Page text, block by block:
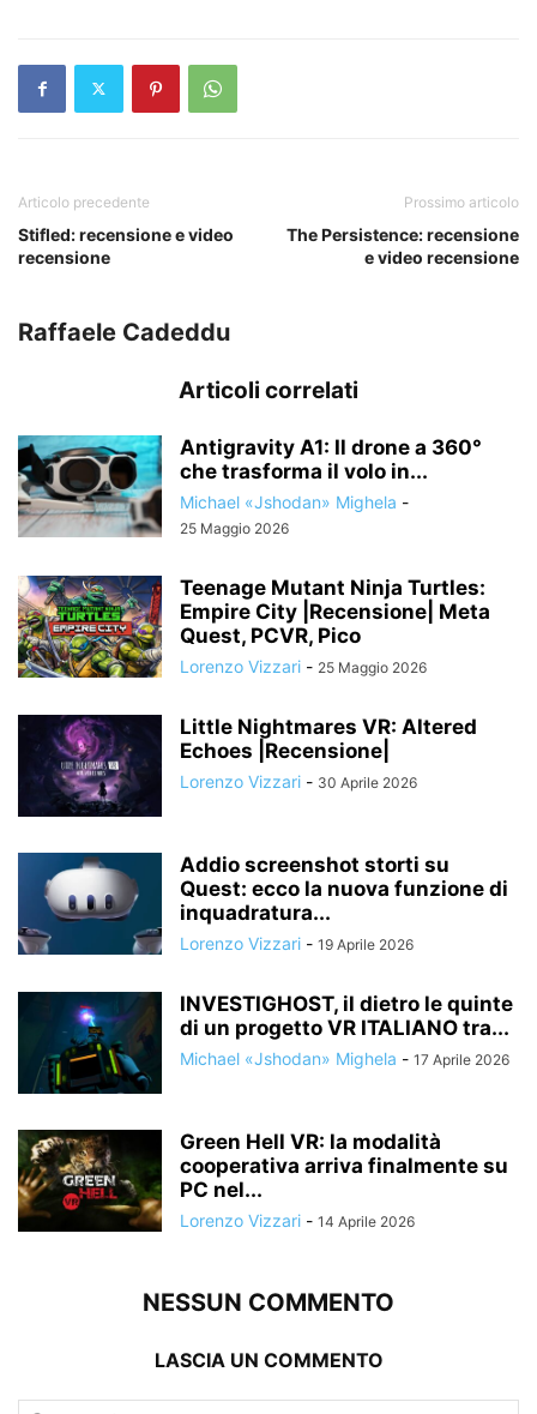
Articolo precedente
Stifled: recensione e video
recensione
Prossimo articolo
The Persistence: recensione
e video recensione
Raffaele Cadeddu
Articoli correlati
Antigravity A1: Il drone a 360°
che trasforma il volo in...
Michael «Jshodan» Mighela -
25 Maggio 2026
Teenage Mutant Ninja Turtles:
Empire City |Recensione| Meta
Quest, PCVR, Pico
Lorenzo Vizzari - 25 Maggio 2026
Little Nightmares VR: Altered
Echoes |Recensione|
Lorenzo Vizzari - 30 Aprile 2026
Addio screenshot storti su
Quest: ecco la nuova funzione di
inquadratura...
Lorenzo Vizzari - 19 Aprile 2026
INVESTIGHOST, il dietro le quinte
di un progetto VR ITALIANO tra...
Michael «Jshodan» Mighela - 17 Aprile 2026
Green Hell VR: la modalità
cooperativa arriva finalmente su
PC nel...
Lorenzo Vizzari - 14 Aprile 2026
NESSUN COMMENTO
LASCIA UN COMMENTO